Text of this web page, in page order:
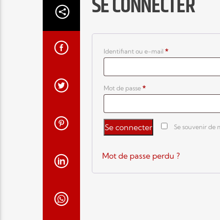
Identifiant ou e-mail *Obligatoire
Mot de passe*Obligatoire
Se souvenir de
Se connecter
Mot de passe perdu ?